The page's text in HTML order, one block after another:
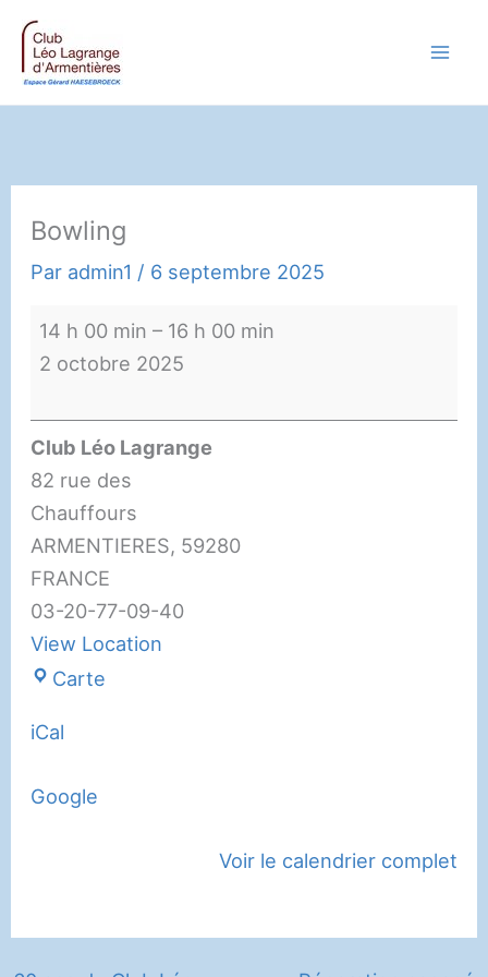
Aller
contenu
Bowling
Par admin1 / 6 septembre 2025
Bowling
14 h 00 min – 16 h 00 min
2 octobre 2025
Club Léo Lagrange
82 rue des
Chauffours
ARMENTIERES, 59280
FRANCE
03-20-77-09-40
View Location
Carte
iCal
Google
Voir le calendrier complet